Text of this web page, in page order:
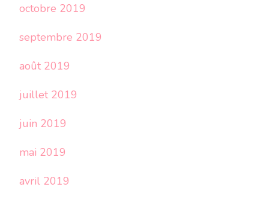
octobre 2019
septembre 2019
août 2019
juillet 2019
juin 2019
mai 2019
avril 2019